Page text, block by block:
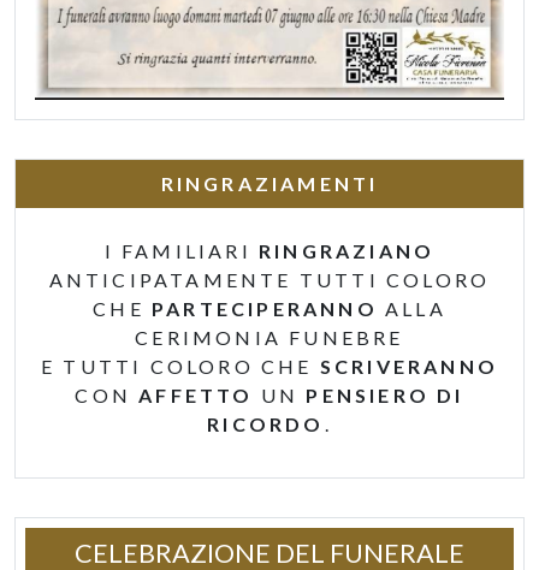
RINGRAZIAMENTI
I FAMILIARI RINGRAZIANO
ANTICIPATAMENTE TUTTI COLORO
CHE PARTECIPERANNO ALLA
CERIMONIA FUNEBRE
E TUTTI COLORO CHE SCRIVERANNO
CON AFFETTO UN PENSIERO DI
RICORDO
CELEBRAZIONE DEL FUNERALE